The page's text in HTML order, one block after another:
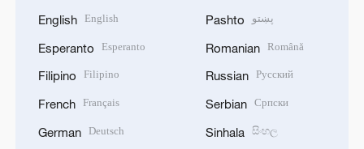
English English
Esperanto Esperanto
Filipino Filipino
French Français
German Deutsch
Pashto پښتو
Romanian Română
Russian Русский
Serbian Српски
Sinhala සිංහල